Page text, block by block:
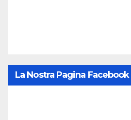
La Nostra Pagina Facebook